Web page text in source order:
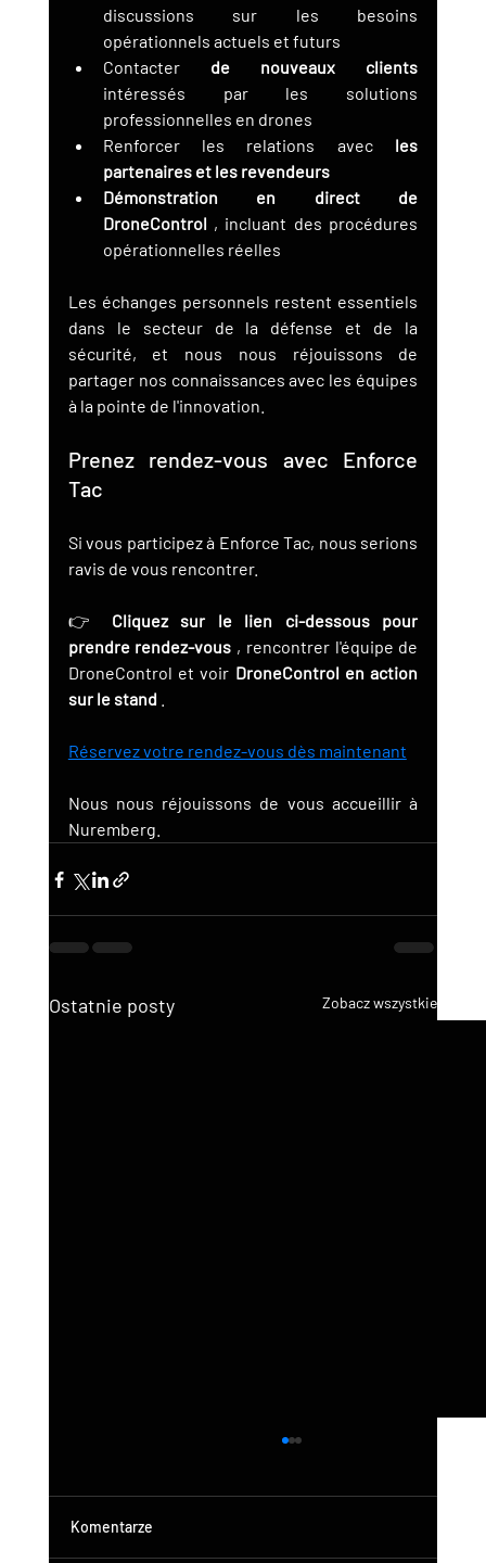
discussions sur les besoins
opérationnels actuels et futurs
Contacter de nouveaux clients
intéressés par les solutions
professionnelles en drones
Renforcer les relations avec les
partenaires et les revendeurs
Démonstration en direct de
DroneControl , incluant des procédures
opérationnelles réelles
Les échanges personnels restent essentiels
dans le secteur de la défense et de la
sécurité, et nous nous réjouissons de
partager nos connaissances avec les équipes
à la pointe de l'innovation.
Prenez rendez-vous avec Enforce
Tac
Si vous participez à Enforce Tac, nous serions
ravis de vous rencontrer.
👉 Cliquez sur le lien ci-dessous pour
prendre rendez-vous , rencontrer l'équipe de
DroneControl et voir DroneControl en action
sur le stand
Réservez votre rendez-vous dès maintenant
Nous nous réjouissons de vous accueillir à
Nuremberg.
Ostatnie posty Zobacz wszystkie
Komentarze